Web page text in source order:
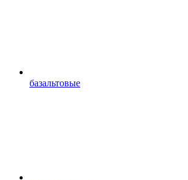
базальтовые